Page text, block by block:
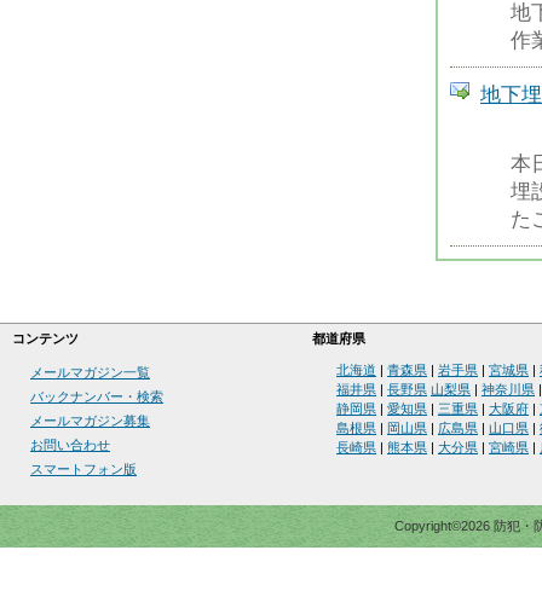
地
作
地下
本
埋
た
コンテンツ 都道府県
メールマガジン一覧
バックナンバー・検索
メールマガジン募集
お問い合わせ
スマートフォン版
北海道 青森県 岩手県 宮城県
福井県
長野県 山梨県 神奈川県
静岡県
愛知県 三重県 大阪府
島根県
岡山県 広島県 山口県
長崎県
熊本県 大分県 宮崎県
Copyright©2026 防犯・